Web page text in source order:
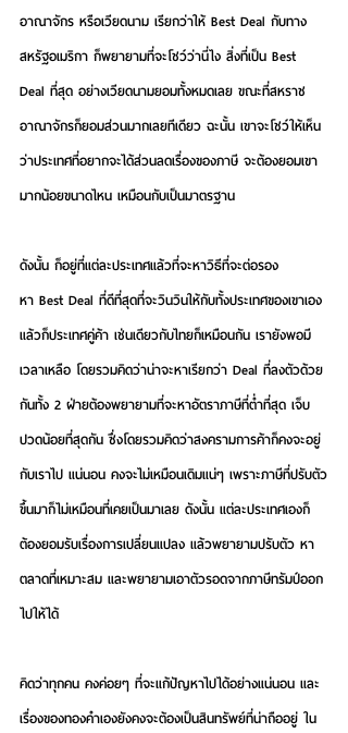
อาณาจักร หรือเวียดนาม เรียกว่าให้ Best Deal กับทาง
สหรัฐอเมริกา ก็พยายามที่จะโชว์ว่านี่ไง สิ่งที่เป็น Best
Deal ที่สุด อย่างเวียดนามยอมทั้งหมดเลย ขณะที่สหราช
อาณาจักรก็ยอมส่วนมากเลยทีเดียว ฉะนั้น เขาจะโชว์ให้เห็น
ว่าประเทศที่อยากจะได้ส่วนลดเรื่องของภาษี จะต้องยอมเขา
มากน้อยขนาดไหน เหมือนกับเป็นมาตรฐาน
ดังนั้น ก็อยู่ที่แต่ละประเทศแล้วที่จะหาวิธีที่จะต่อรอง
หา Best Deal ที่ดีที่สุดที่จะวินวินให้กับทั้งประเทศของเขาเอง
แล้วก็ประเทศคู่ค้า เช่นเดียวกับไทยก็เหมือนกัน เรายังพอมี
เวลาเหลือ โดยรวมคิดว่าน่าจะหาเรียกว่า Deal ที่ลงตัวด้วย
กันทั้ง 2 ฝ่ายต้องพยายามที่จะหาอัตราภาษีที่ต่ำที่สุด เจ็บ
ปวดน้อยที่สุดกัน ซึ่งโดยรวมคิดว่าสงครามการค้าก็คงจะอยู่
กับเราไป แน่นอน คงจะไม่เหมือนเดิมแน่ๆ เพราะภาษีที่ปรับตัว
ขึ้นมาก็ไม่เหมือนที่เคยเป็นมาเลย ดังนั้น แต่ละประเทศเองก็
ต้องยอมรับเรื่องการเปลี่ยนแปลง แล้วพยายามปรับตัว หา
ตลาดที่เหมาะสม และพยายามเอาตัวรอดจากภาษีทรัมป์ออก
ไปให้ได้
คิดว่าทุกคน คงค่อยๆ ที่จะแก้ปัญหาไปได้อย่างแน่นอน และ
เรื่องของทองคำเองยังคงจะต้องเป็นสินทรัพย์ที่น่าถืออยู่ ใน